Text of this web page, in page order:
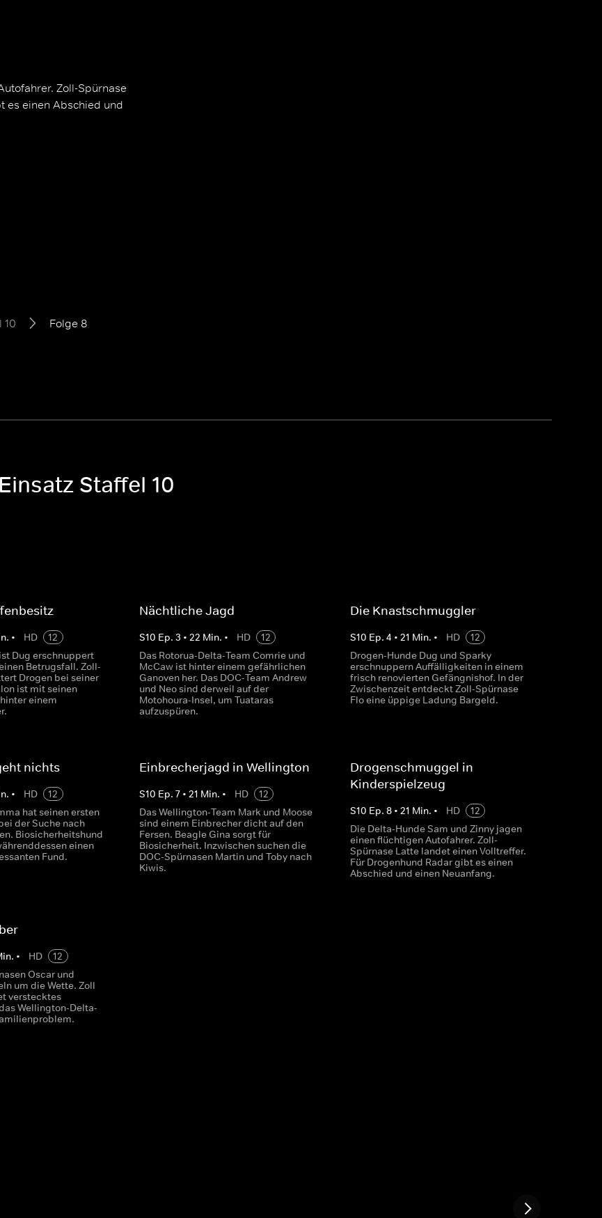
Zoll-Spürnase
es einen Abschied und
10 Folge 8
Staffel 10
• HD
12
Dug erschnuppert
Betrugsfall. Zoll-
Drogen bei seiner
ist mit seinen
einem
Nächtliche Jagd
S10 Ep. 3 • 22 Min. • HD
12
Das Rotorua-Delta-Team Comrie und
McCaw ist hinter einem gefährlichen
Ganoven her. Das DOC-Team Andrew
und Neo sind derweil auf der
Motohoura-Insel, um Tuataras
aufzuspüren.
Die Knastschmuggler
S10 Ep. 4 • 21 Min. • HD
12
Drogen-Hunde Dug und Sparky
erschnuppern Auffälligkeiten in einem
frisch renovierten Gefängnishof. In der
Zwischenzeit entdeckt Zoll-Spürnase
Flo eine üppige Ladung Bargeld.
nichts
• HD
12
hat seinen ersten
der Suche nach
Biosicherheitshund
einen
Fund.
Einbrecherjagd in Wellington
S10 Ep. 7• 21 Min. • HD
12
Das Wellington-Team Mark und Moose
sind einem Einbrecher dicht auf den
Fersen. Beagle Gina sorgt für
Biosicherheit. Inzwischen suchen die
DOC-Spürnasen Martin und Toby nach
Kiwis.
Drogenschmuggel in
Kinderspielzeug
S10 Ep. 8• 21 Min. • HD
12
Die Delta-Hunde Sam und Zinny jagen
einen flüchtigen Autofahrer. Zoll-
Spürnase Latte landet einen Volltreffer.
Für Drogenhund Radar gibt es einen
Abschied und einen Neuanfang.
• HD
12
Oscar und
um die Wette. Zoll
verstecktes
Wellington-Delta-